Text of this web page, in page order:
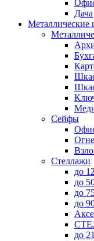
Дача
Сейфы
Стеллажи
до
до
до
до
до